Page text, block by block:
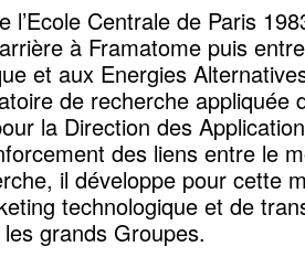
l’Ecole Centrale de Paris
à Framatome puis
et aux Energies
de recherche appliquée
la Direction des
des liens entre le
il développe pour cette
technologique et de
grands Groupes.